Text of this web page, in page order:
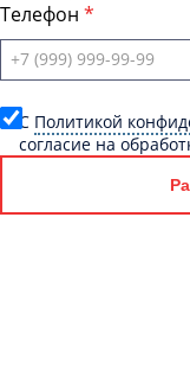
Телефон
C Политикой
согласие на